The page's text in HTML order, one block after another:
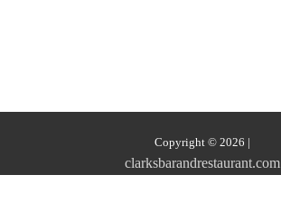
Copyright © 2026 |
clarksbarandrestaurant.com